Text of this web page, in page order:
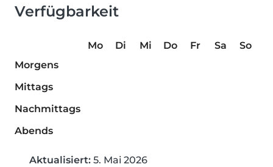
Verfügbarkeit
Mo Di Mi Do Fr Sa
So
Morgens
Mittags
Nachmittags
Abends
Aktualisiert: 5. Mai 2026